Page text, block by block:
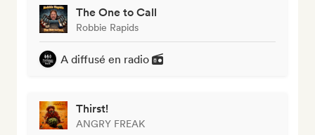
The One to Call
Robbie Rapids
A diffusé en radio
Thirst!
ANGRY FREAK